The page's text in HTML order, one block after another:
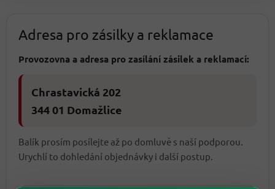
Adresa pro zásilky a reklamace
Provozovna a adresa pro zasílání zásilek a reklamací:
Chrastavická 202
344 01 Domažlice
Balík prosím posílejte až po domluvě s naší podporou.
Urychlí to dohledání objednávky i další postup.